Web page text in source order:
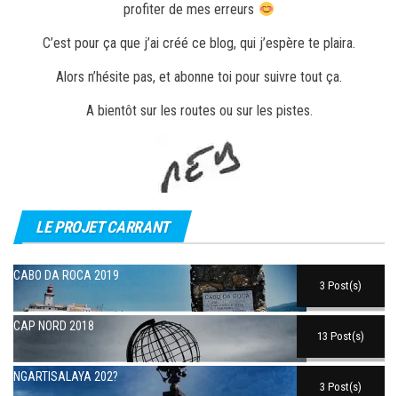
profiter de mes erreurs
C’est pour ça que j’ai créé ce blog, qui j’espère te plaira.
Alors n’hésite pas, et abonne toi pour suivre tout ça.
A bientôt sur les routes ou sur les pistes.
LE PROJET CARRANT
CABO DA ROCA 2019
3 Post(s)
CAP NORD 2018
13 Post(s)
NGARTISALAYA 202?
3 Post(s)